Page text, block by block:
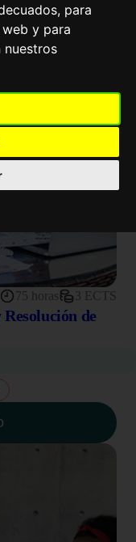
para
y para
nuestros
75 horas 3 ECTS
de